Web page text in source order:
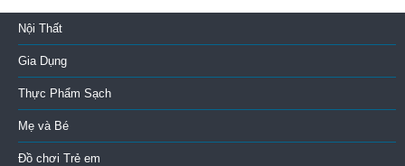
Nội Thất
Gia Dụng
Thực Phẩm Sạch
Mẹ và Bé
Đồ chơi Trẻ em